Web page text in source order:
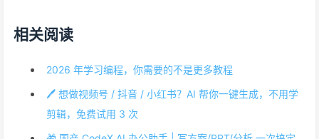
相关阅读
2026 年学习编程，你需要的不是更多教程
🖊️ 想做视频号 / 抖音 / 小红书？AI 帮你一键生成，不用学
剪辑，免费试用 3 次